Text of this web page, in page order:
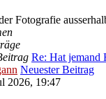
Fotografie
Re: Hat
Neuester Beitrag
2026, 19:47